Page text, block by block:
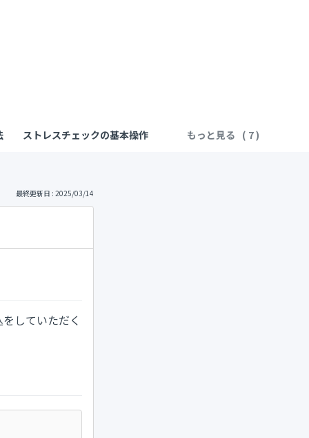
ストレスチェックの基本操作 もっと見る
最終更新日 : 2025/03/14
していただく